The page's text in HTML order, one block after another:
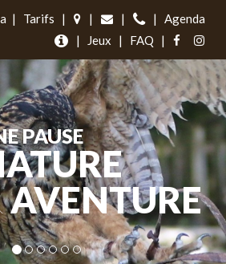
| Tarifs | | | |
Agenda
|
Jeux | FAQ |
PAUSE
AVENTURE